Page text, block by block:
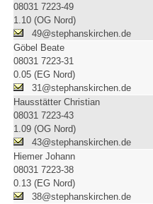
08031 7223-49
1.10 (OG Nord)
49@stephanskirchen.de
Göbel Beate
08031 7223-31
0.05 (EG Nord)
31@stephanskirchen.de
Hausstätter Christian
08031 7223-43
1.09 (OG Nord)
43@stephanskirchen.de
Hiemer Johann
08031 7223-38
0.13 (EG Nord)
38@stephanskirchen.de